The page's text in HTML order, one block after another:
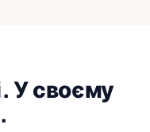
У своєму